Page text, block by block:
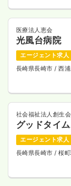
訪問看護正看
給与 23.5〜
時間 9:00～18:00
月給31万円以上
気
医療法人恵会
光風台病院
エージェント求人
長崎県長崎市 / 西
社会福祉法人創生会
グッドタイ
エージェント求人
長崎県長崎市 / 桜